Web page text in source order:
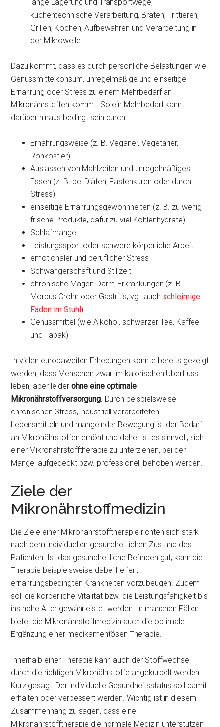
lange Lagerung und Transportwege,
küchentechnische Verarbeitung, Braten, Frittieren,
Grillen, Kochen, Aufbewahren und Verarbeitung in
der Mikrowelle
Dazu kommt, dass es durch persönliche Belastungen wie
Genussmittelkonsum, unregelmäßige und einseitige
Ernährung oder Stress zu einem Mehrbedarf an
Mikronährstoffen kommt. So ein Mehrbedarf kann
darüber hinaus bedingt sein durch:
Ernährungsweise (z. B. Veganer, Vegetarier,
Rohköstler)
Auslassen von Mahlzeiten und unregelmäßiges
Essen (z. B. bei Diäten, Fastenkuren oder durch
Stress)
einseitige Ernährungsgewohnheiten (z. B. zu wenig
frische Produkte, dafür zu viel Kohlenhydrate)
Schlafmangel
Leistungssport oder schwere körperliche Arbeit
emotionaler und beruflicher Stress
Schwangerschaft und Stillzeit
chronische Magen-Darm-Erkrankungen (z. B.
Morbus Crohn oder Gastritis; vgl. auch schleimige
Fäden im Stuhl)
Genussmittel (wie Alkohol, schwarzer Tee, Kaffee
und Tabak)
In vielen europaweiten Erhebungen konnte bereits gezeigt
werden, dass Menschen zwar im kalorischen Überfluss
leben, aber leiderohne eine optimale
Mikronährstoffversorgung. Durch beispielsweise
chronischen Stress, industriell verarbeiteten
Lebensmitteln und mangelnder Bewegung ist der Bedarf
an Mikronährstoffen erhöht und daher ist es sinnvoll, sich
einer Mikronährstofftherapie zu unterziehen, bei der
Mängel aufgedeckt bzw. professionell behoben werden.
Ziele der
Mikronährstoffmedizin
Die Ziele einer Mikronährstofftherapie richten sich stark
nach dem individuellen gesundheitlichen Zustand des
Patienten. Ist das gesundheitliche Befinden gut, kann die
Therapie beispielsweise dabei helfen,
ernährungsbedingten Krankheiten vorzubeugen. Zudem
soll die körperliche Vitalität bzw. die Leistungsfähigkeit bis
ins hohe Alter gewährleistet werden. In manchen Fällen
bietet die Mikronährstoffmedizin auch die optimale
Ergänzung einer medikamentösen Therapie.
Innerhalb einer Therapie kann auch der Stoffwechsel
durch die richtigen Mikronährstoffe angekurbelt werden.
Kurz gesagt: Der individuelle Gesundheitsstatus soll damit
erhalten oder verbessert werden. Wichtig ist in diesem
Zusammenhang zu sagen, dass eine
Mikronährstofftherapie die normale Medizin unterstützen